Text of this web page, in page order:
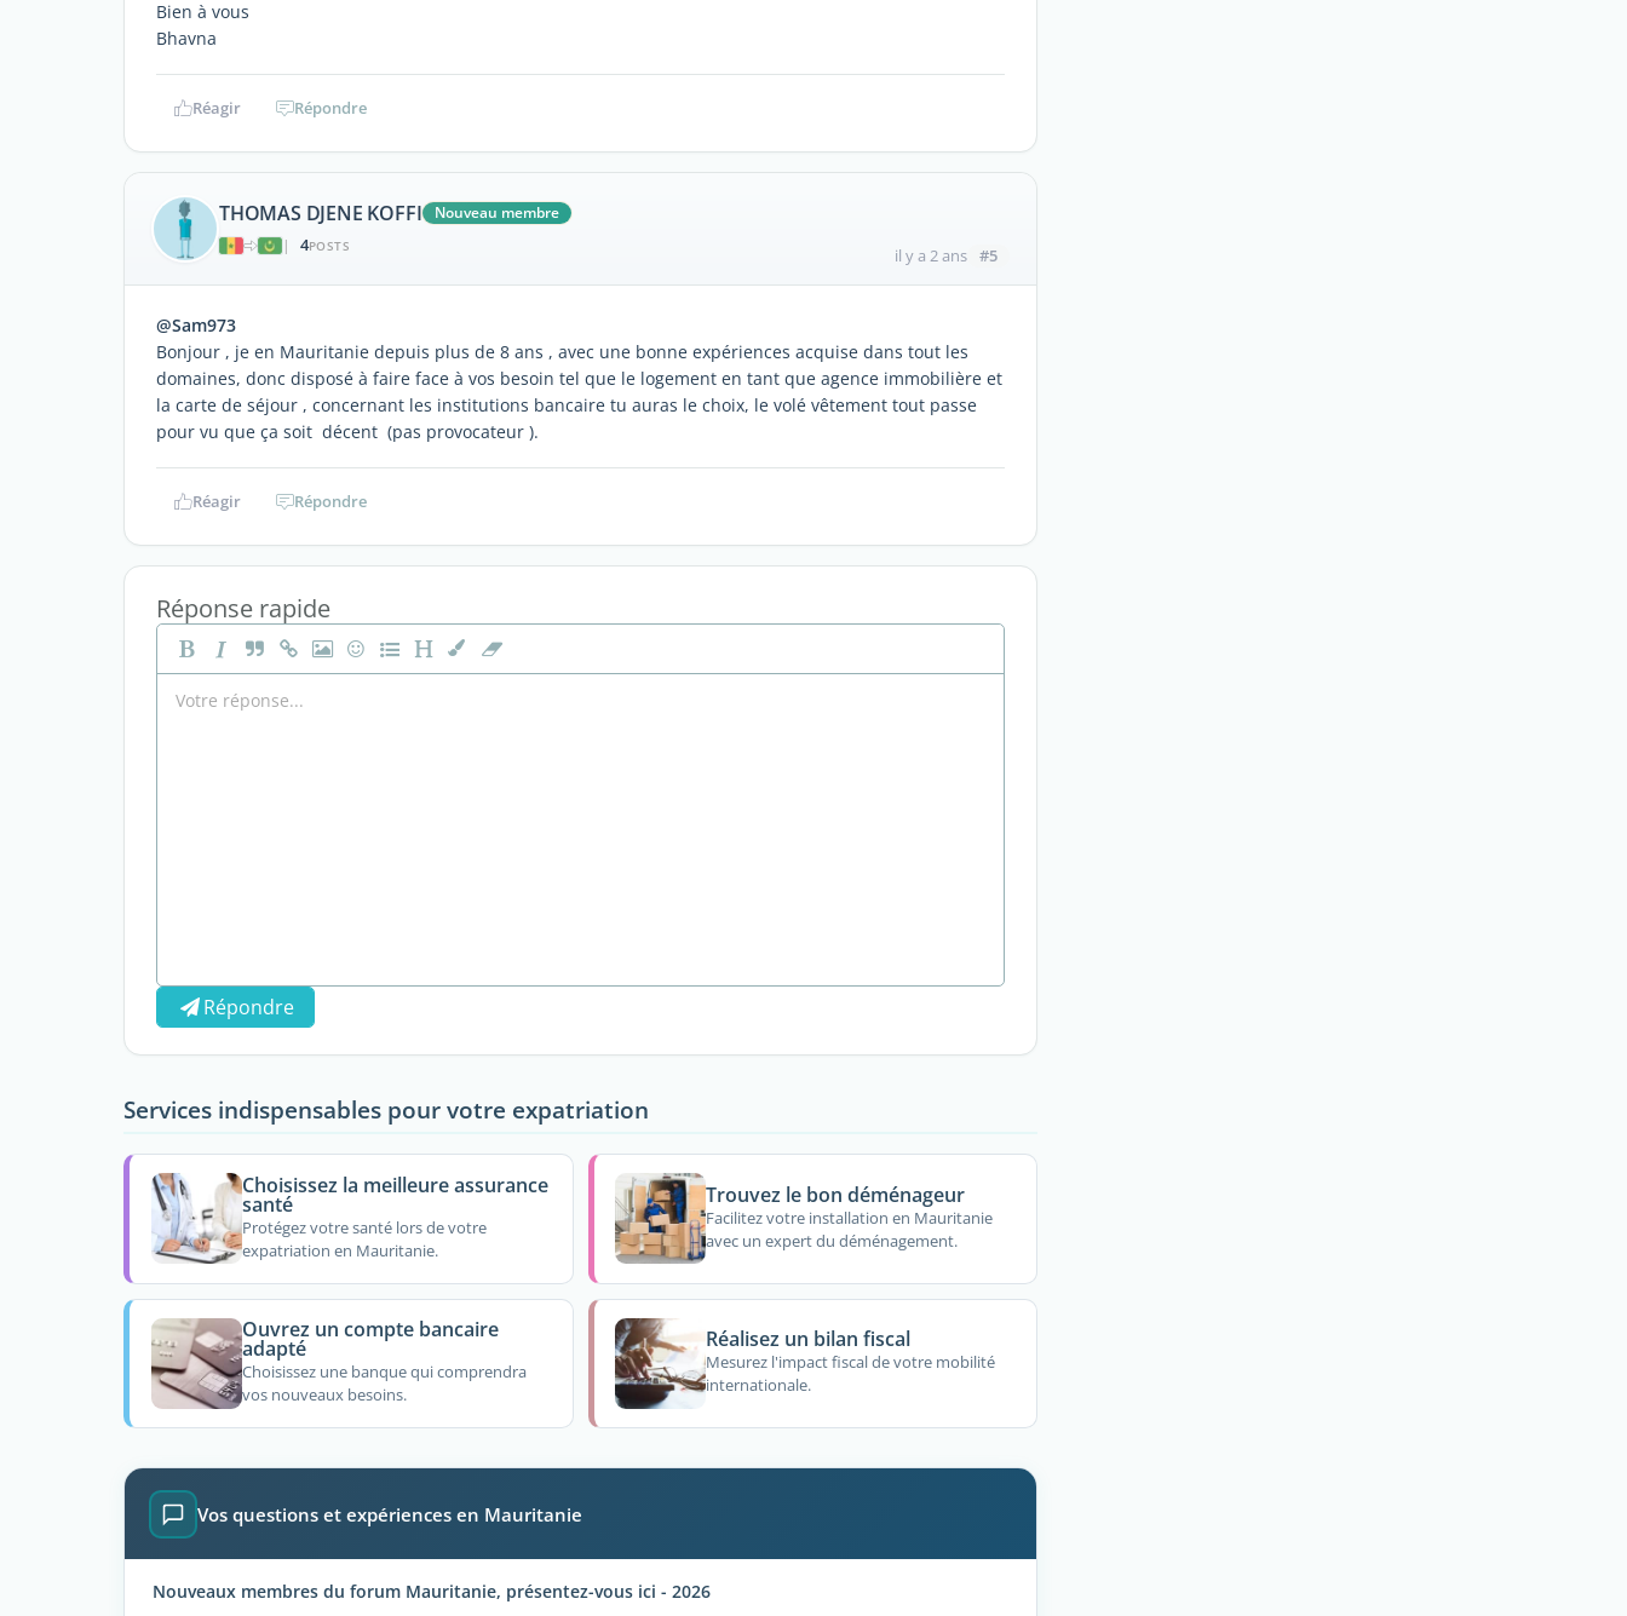
Bien à vous
Bhavna
Réagir Répondre
THOMAS DJENE KOFFI
Nouveau membre
|
4POSTS il y a 2 ans #5
@Sam973
Bonjour , je en Mauritanie depuis plus de 8 ans , avec une bonne expériences acquise dans tout les
domaines, donc disposé à faire face à vos besoin tel que le logement en tant que agence immobilière et
la carte de séjour , concernant les institutions bancaire tu auras le choix, le volé vêtement tout passe
pour vu que ça soit décent (pas provocateur ).
Réagir Répondre
Réponse rapide
Répondre
Services indispensables pour votre expatriation
Choisissez la meilleure assurance
santé
Protégez votre santé lors de votre
expatriation en Mauritanie.
Trouvez le bon déménageur
Facilitez votre installation en Mauritanie
avec un expert du déménagement.
Ouvrez un compte bancaire
adapté
Choisissez une banque qui comprendra
vos nouveaux besoins.
Réalisez un bilan fiscal
Mesurez l'impact fiscal de votre mobilité
internationale.
Vos questions et expériences en Mauritanie
Nouveaux membres du forum Mauritanie, présentez-vous ici - 2026